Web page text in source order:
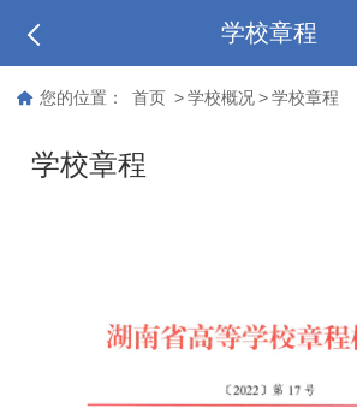
学校章程
您的位置： 首页 > 学校概况 > 学校章程
学校章程